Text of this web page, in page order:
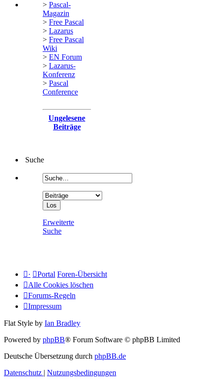
> Pascal-
Magazin
> Free Pascal
> Lazarus
> Free Pascal
Wiki
> EN Forum
> Lazarus-
Konferenz
> Pascal
Conference
Ungelesene
Beiträge
Suche
Erweiterte
Suche
· Portal Foren-Übersicht
Alle Cookies löschen
Forums-Regeln
Impressum
Flat Style by Ian Bradley
Powered by phpBB® Forum Software © phpBB Limited
Deutsche Übersetzung durch phpBB.de
Datenschutz
Nutzungsbedingungen